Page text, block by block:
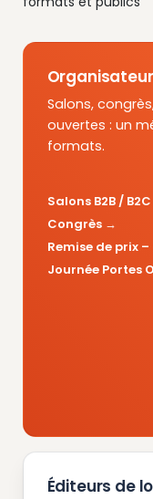
Salons,
ouvertes : un
formats.
Salons B2B / B2C
Congrès
Remise de prix
Journée Portes
Éditeurs de